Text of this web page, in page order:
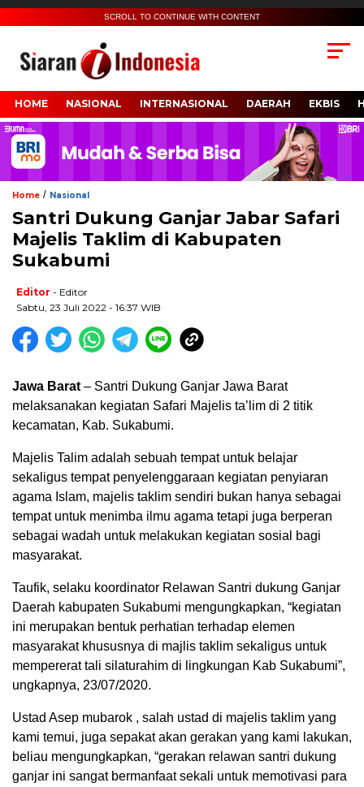
SCROLL TO CONTINUE WITH CONTENT
HOME NASIONAL INTERNASIONAL DAERAH EKBIS
Home / Nasional
Santri Dukung Ganjar Jabar Safari
Majelis Taklim di Kabupaten
Sukabumi
Editor - Editor
Sabtu, 23 Juli 2022 - 16:37 WIB
Jawa Barat – Santri Dukung Ganjar Jawa Barat
melaksanakan kegiatan Safari Majelis ta’lim di 2 titik
kecamatan, Kab. Sukabumi.
Majelis Talim adalah sebuah tempat untuk belajar
sekaligus tempat penyelenggaraan kegiatan penyiaran
agama Islam, majelis taklim sendiri bukan hanya sebagai
tempat untuk menimba ilmu agama tetapi juga berperan
sebagai wadah untuk melakukan kegiatan sosial bagi
masyarakat.
Taufik, selaku koordinator Relawan Santri dukung Ganjar
Daerah kabupaten Sukabumi mengungkapkan, “kegiatan
ini merupakan bentuk perhatian terhadap elemen
masyarakat khususnya di majlis taklim sekaligus untuk
mempererat tali silaturahim di lingkungan Kab Sukabumi”,
ungkapnya, 23/07/2020.
Ustad Asep mubarok , salah ustad di majelis taklim yang
kami temui, juga sepakat akan gerakan yang kami lakukan,
beliau mengungkapkan, “gerakan relawan santri dukung
ganjar ini sangat bermanfaat sekali untuk memotivasi para